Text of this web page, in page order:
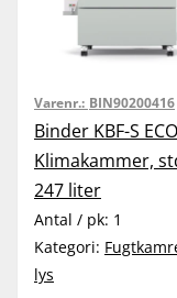
Varenr.: BIN90200416
Binder KBF-S
Klimakammer,
247 liter
Antal / pk: 1
Kategori:
lys